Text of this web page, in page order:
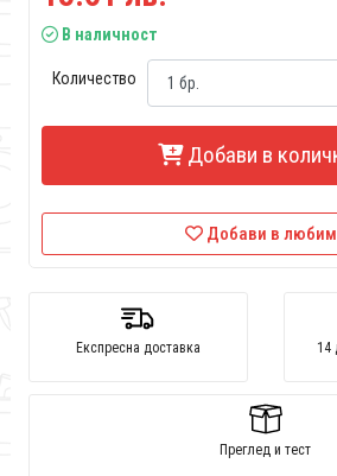
В наличност
Количество
Добави в
Добави в
Експресна доставка 14
Преглед и тест